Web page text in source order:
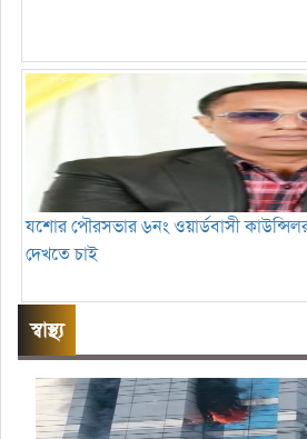
যশোর পৌরসভার ৬নং ওয়ার্ডবাসী
দেখতে চাই
স্বাস্থ্য